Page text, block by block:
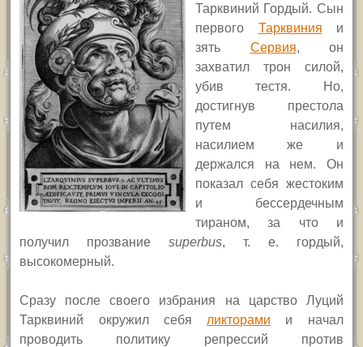
Тарквиний Гордый. Сын
первого Тарквиния и
зять Сервия, он
захватил трон силой,
убив тестя. Но,
достигнув престола
путем насилия,
насилием же и
держался на нем. Он
показал себя жестоким
и бессердечным
тираном, за что и
получил прозваниеsuperbus, т. е. гордый,
высокомерный.
Сразу после своего избрания на царство Луций
Тарквиний окружил себя ликторами и начал
проводить политику репрессий против